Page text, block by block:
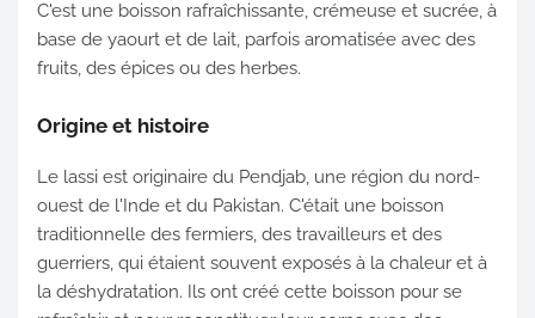
C'est une boisson rafraîchissante, crémeuse et sucrée, à
base de yaourt et de lait, parfois aromatisée avec des
fruits, des épices ou des herbes.
Origine et histoire
Le lassi est originaire du Pendjab, une région du nord-
ouest de l'Inde et du Pakistan. C'était une boisson
traditionnelle des fermiers, des travailleurs et des
guerriers, qui étaient souvent exposés à la chaleur et à
la déshydratation. Ils ont créé cette boisson pour se